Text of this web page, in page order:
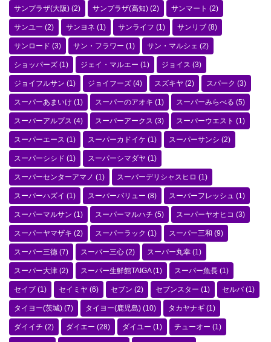
サンプラザ(大阪) (2) サンプラザ(高知) (2) サンマート (2)
サンユー (2) サンヨネ (1) サンライフ (1) サンリブ (8)
サンロード (3) サン・フラワー (1) サン・マルシェ (2)
ショッパーズ (1) ジェイ・マルエー (1) ジョイス (3)
ジョイフルサン (1) ジョイフーズ (4) スズキヤ (2) スパーク (3)
スーパーあまいけ (1) スーパーのアオキ (1) スーパーみらべる (5)
スーパーアルプス (4) スーパーアークス (3) スーパーウエスト (1)
スーパーエース (1) スーパーカドイケ (1) スーパーサンシ (2)
スーパーシシド (1) スーパーシマダヤ (1)
スーパーセンターアマノ (1) スーパーデリシャスヒロ (1)
スーパーハズイ (1) スーパーバリュー (8) スーパーフレッシュ (1)
スーパーマルサン (1) スーパーマルハチ (5) スーパーヤオヒコ (3)
スーパーヤマザキ (2) スーパーラック (1) スーパー三和 (9)
スーパー三徳 (7) スーパー三心 (2) スーパー丸幸 (1)
スーパー大津 (2) スーパー生鮮館TAIGA(1) スーパー魚長 (1)
セイブ (1) セイミヤ (6) セブン (2) セブンスター (1) セルバ(1)
タイヨー(茨城) (7) タイヨー(鹿児島) (10) タカヤナギ (1)
ダイイチ (2) ダイエー (28) ダイユー (1) チューオー (1)